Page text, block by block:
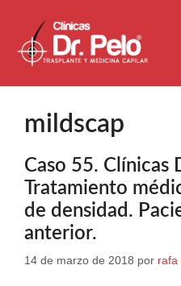
mildscap
Caso 55. Clínicas
Tratamiento
de densidad.
anterior.
14 de marzo de 2018 por rafa